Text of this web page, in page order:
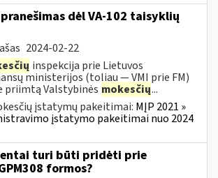
dėl VA-102 taisyklių
2024-02-22
inspekcija prie Lietuvos
ministerijos (toliau ― VMI prie FM)
priimtą Valstybinės mokesčių...
įstatymų pakeitimai: MĮP 2021 »
įstatymo pakeitimai nuo 2024
turi būti pridėti prie
formos?